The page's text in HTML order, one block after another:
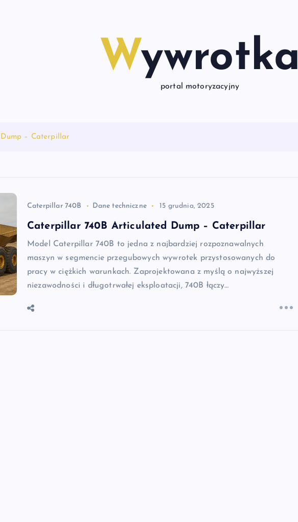
Wywrotka
portal motoryzacyjny
– Caterpillar
Caterpillar 740B Dane techniczne 15 grudnia, 2025
Caterpillar 740B Articulated Dump – Caterpillar
Model Caterpillar 740B to jedna z najbardziej rozpoznawalnych
maszyn w segmencie przegubowych wywrotek przystosowanych do
pracy w ciężkich warunkach. Zaprojektowana z myślą o najwyższej
niezawodności i długotrwałej eksploatacji, 740B łączy…